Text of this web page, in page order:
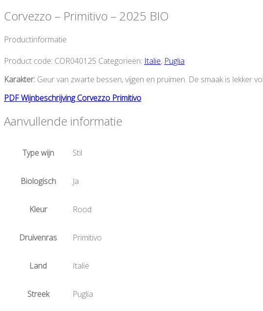
Corvezzo – Primitivo – 2025 BIO
Productinformatie
Product code: COR040125 Categorieën: Italie, Puglia
Karakter: Geur van zwarte bessen, vijgen en pruimen. De smaak is lekker
PDF Wijnbeschrijving Corvezzo Primitivo
Aanvullende informatie
Type wijn Stil
Biologisch Ja
Kleur Rood
Druivenras Primitivo
Land Italië
Streek Puglia